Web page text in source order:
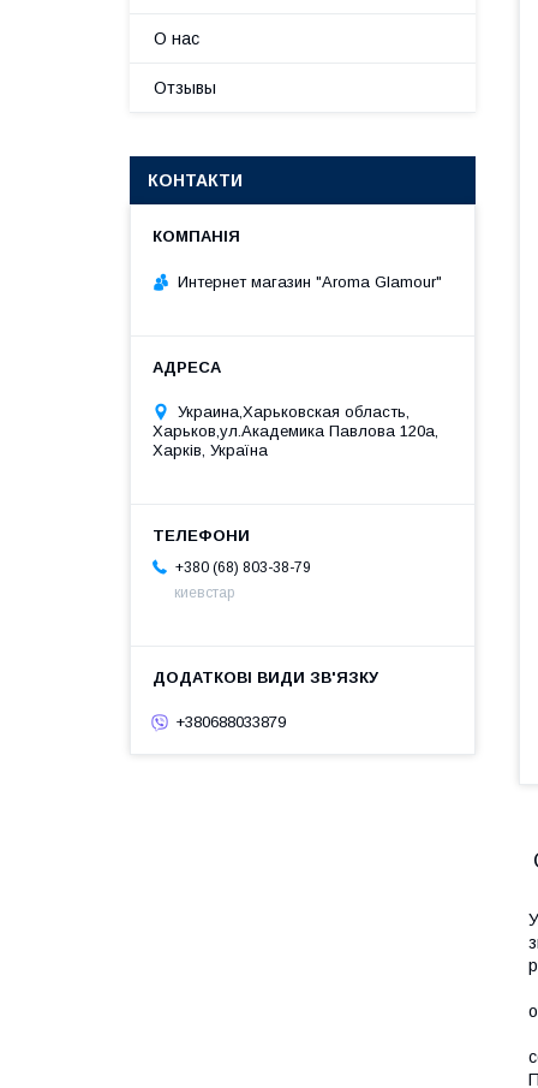
О нас
Отзывы
КОНТАКТИ
Интернет магазин "Aroma Glamour"
Украина,Харьковская область,
Харьков,ул.Академика Павлова 120а,
Харків, Україна
+380 (68) 803-38-79
киевстар
+380688033879